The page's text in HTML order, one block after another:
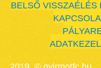
BELSŐ VISSZAÉLÉS